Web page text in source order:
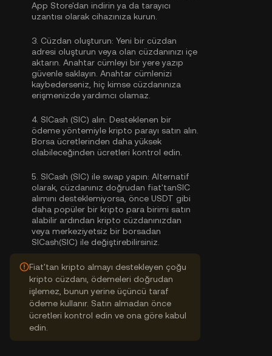
App Store'dan indirin ya da tarayıcı
uzantısı olarak cihazınıza kurun.
3. Cüzdan oluşturun: Yeni bir cüzdan
adresi oluşturun veya olan cüzdanınızı içe
aktarın. Anahtar cümleyi bir yere yazıp
güvenle saklayın. Anahtar cümlenizi
kaybederseniz, hiç kimse cüzdanınıza
erişmenizde yardımcı olamaz.
4. SICash (SIC) alın: Desteklenen bir
ödeme yöntemiyle kripto parayı satın alın.
Borsa ücretlerinden daha yüksek
olabileceğinden ücretleri kontrol edin.
5. SICash (SIC) ile swap yapın: Alternatif
olarak, cüzdanınız doğrudan fiat'tanSIC
alımını desteklemiyorsa, önce USDT gibi
daha popüler bir kripto para birimi satın
alabilir ardından kripto cüzdanınızdan
veya merkeziyetsiz bir borsadan
SICash(SIC) ile değiştirebilirsiniz.
Fiat'tan kripto almayı destekleyen çoğu
kripto cüzdanı, ödemeleri doğrudan
işlemez, bunun yerine üçüncü taraf
ödeme kullanır. Satın almadan önce
ücretleri kontrol edin ve ona göre kabul
edin.